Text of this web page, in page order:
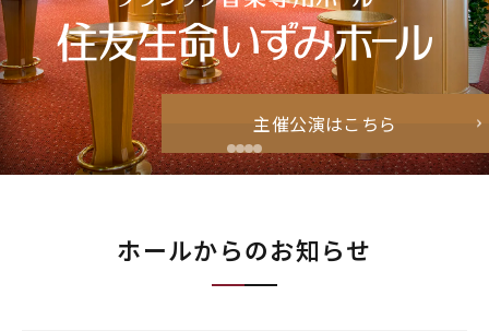
主催公演はこちら
ホールからのお知らせ